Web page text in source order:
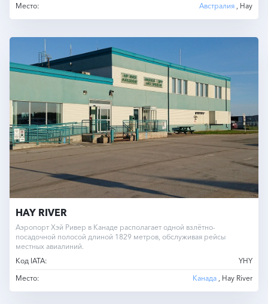
Место:
Австралия , Hay
HAY RIVER
Аэропорт Хэй Ривер в Канаде располагает одной взлётно-
посадочной полосой длиной 1829 метров, обслуживая рейсы
местных авиалиний.
Код IATA:
YHY
Место:
Канада , Hay River